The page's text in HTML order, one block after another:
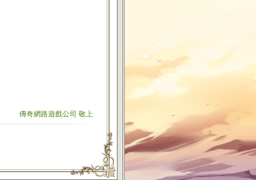
傳奇網路遊戲公司 敬上